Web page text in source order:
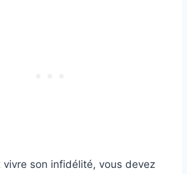
vivre son infidélité, vous devez